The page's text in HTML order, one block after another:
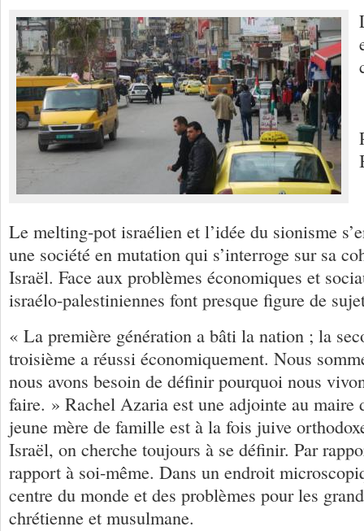
Le melting-pot israélien et l’idée du sionisme
une société en mutation qui s’interroge sur sa
Israël. Face aux problèmes économiques et
israélo-palestiniennes font presque figure de
« La première génération a bâti la nation ; la
troisième a réussi économiquement. Nous
nous avons besoin de définir pourquoi nous
faire. » Rachel Azaria est une adjointe au maire
jeune mère de famille est à la fois juive
Israël, on cherche toujours à se définir. Par
rapport à soi-même. Dans un endroit
centre du monde et des problèmes pour les
chrétienne et musulmane.